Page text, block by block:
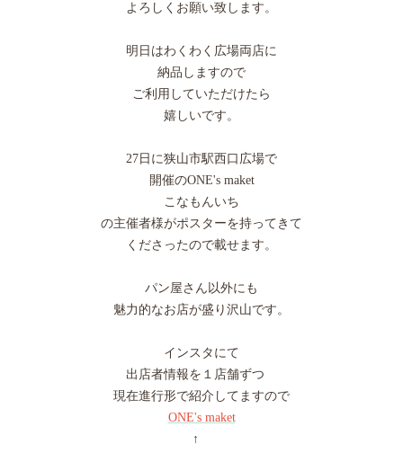
よろしくお願い致します。
明日はわくわく広場両店に
納品しますので
ご利用していただけたら
嬉しいです。
27日に狭山市駅西口広場で
開催のONE's maket
こなもんいち
の主催者様がポスターを持ってきて
くださったので載せます。
パン屋さん以外にも
魅力的なお店が盛り沢山です。
インスタにて
出店者情報を１店舗ずつ
現在進行形で紹介してますので
ONE's maket
↑